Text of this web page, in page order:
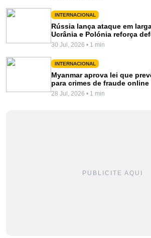
INTERNACIONAL
Rússia lança ataque em
Ucrânia e Polónia reforça
30 Jul, 2026 • 1 min
INTERNACIONAL
Myanmar aprova lei que
para crimes de fraude online
28 Jul, 2026 • 1 min
PUBLICITE AQUI